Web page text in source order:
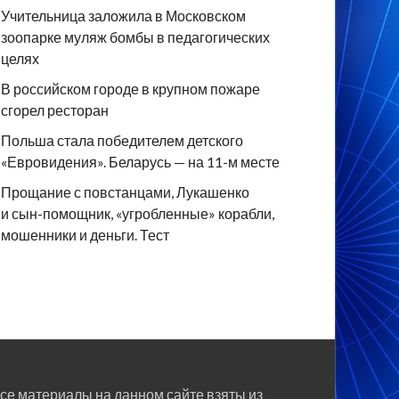
Учительница заложила в Московском
зоопарке муляж бомбы в педагогических
целях
В российском городе в крупном пожаре
сгорел ресторан
Польша стала победителем детского
«Евровидения». Беларусь — на 11-м месте
Прощание с повстанцами, Лукашенко
и сын-помощник, «угробленные» корабли,
мошенники и деньги. Тест
материалы на данном сайте взяты из